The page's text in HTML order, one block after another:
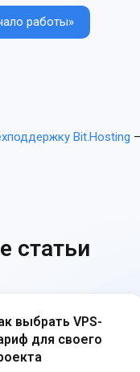
работы»
Bit.Hosting
статьи
выбрать VPS-
для своего